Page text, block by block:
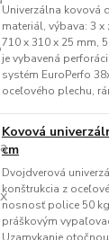
Univerzálna kovová
materiál, výbava: 3
710 x 310 x 25 mm,
je vybavená
systém EuroPerfo
oceľového plechu,
Kovová
cm
Dvojdverová
konštrukcia z
nosnosť police 50
práškovým